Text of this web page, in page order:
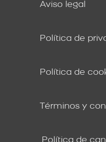
Aviso legal
Política de
Política de
Términos y